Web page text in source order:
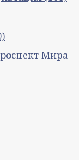
Мира